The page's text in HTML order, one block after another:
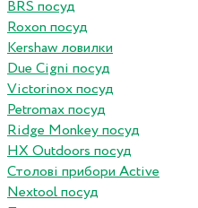
BRS посуд
Roxon посуд
Kershaw ловилки
Due Cigni посуд
Victorinox посуд
Petromax посуд
Ridge Monkey посуд
HX Outdoors посуд
Столові прибори Active
Nextool посуд